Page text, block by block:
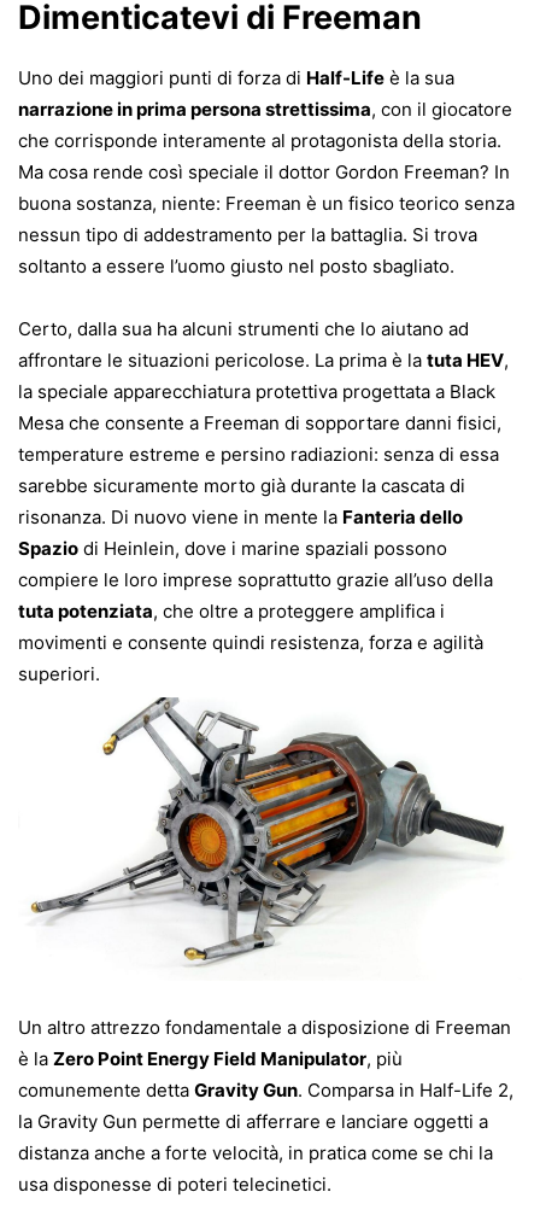
Dimenticatevi di Freeman
Uno dei maggiori punti di forza di Half-Life è la sua
narrazione in prima persona strettissima, con il giocatore
che corrisponde interamente al protagonista della storia.
Ma cosa rende così speciale il dottor Gordon Freeman? In
buona sostanza, niente: Freeman è un fisico teorico senza
nessun tipo di addestramento per la battaglia. Si trova
soltanto a essere l’uomo giusto nel posto sbagliato.
Certo, dalla sua ha alcuni strumenti che lo aiutano ad
affrontare le situazioni pericolose. La prima è la tuta HEV,
la speciale apparecchiatura protettiva progettata a Black
Mesa che consente a Freeman di sopportare danni fisici,
temperature estreme e persino radiazioni: senza di essa
sarebbe sicuramente morto già durante la cascata di
risonanza. Di nuovo viene in mente la Fanteria dello
Spazio di Heinlein, dove i marine spaziali possono
compiere le loro imprese soprattutto grazie all’uso della
tuta potenziata, che oltre a proteggere amplifica i
movimenti e consente quindi resistenza, forza e agilità
superiori.
Un altro attrezzo fondamentale a disposizione di Freeman
è la Zero Point Energy Field Manipulator, più
comunemente detta Gravity Gun. Comparsa in Half-Life 2,
la Gravity Gun permette di afferrare e lanciare oggetti a
distanza anche a forte velocità, in pratica come se chi la
usa disponesse di poteri telecinetici.